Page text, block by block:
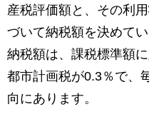
産税評価額と、その利
づいて納税額を決めてい
納税額は、課税標準額
都市計画税が0.3％で、
向にあります。